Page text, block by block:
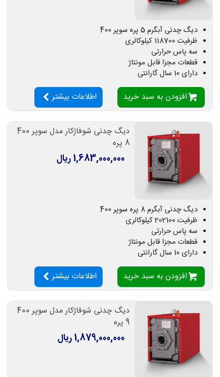
دیگ چدنی آبگرم 5 پره سوپر 400
ظرفیت 118700 کیلوکالری
سه پاس حرارتی
قطعات مجزا قابل مونتاژ
دارای 10 سال گارانتی
افزودن به سبد خرید اطلاعات بیشتر
دیگ چدنی شوفاژکار مدل سوپر 400
8 پره
1,683,000,000 ریال
دیگ چدنی آبگرم 8 پره سوپر 400
ظرفیت 202100 کیلوکالری
سه پاس حرارتی
قطعات مجزا قابل مونتاژ
دارای 10 سال گارانتی
افزودن به سبد خرید اطلاعات بیشتر
دیگ چدنی شوفاژکار مدل سوپر 400
9 پره
1,879,000,000 ریال